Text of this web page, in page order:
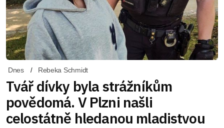
Dnes Rebeka Schmidt
Tvář dívky byla strážníkům
povědomá. V Plzni našli
celostátně hledanou mladistvou